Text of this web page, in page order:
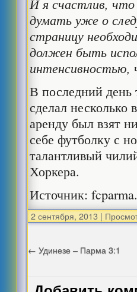
И я счастлив,
думать уже о
страницу
должен быть
интенсивностью,
В последний день
сделал
аренду был взят
себе футболку с
талантливый
Хоркера.
Источник:
2 сентября, 2013 |
← Удинезе – Парма 3:1